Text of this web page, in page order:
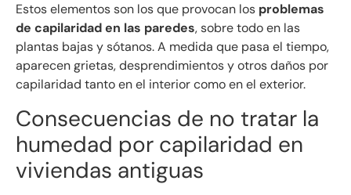
Estos elementos son los que provocan los problemas
de capilaridad en las paredes, sobre todo en las
plantas bajas y sótanos. A medida que pasa el tiempo,
aparecen grietas, desprendimientos y otros daños por
capilaridad tanto en el interior como en el exterior.
Consecuencias de no tratar la
humedad por capilaridad en
viviendas antiguas